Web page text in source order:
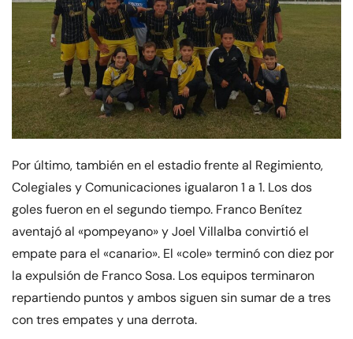
Por último, también en el estadio frente al Regimiento,
Colegiales y Comunicaciones igualaron 1 a 1. Los dos
goles fueron en el segundo tiempo. Franco Benítez
aventajó al «pompeyano» y Joel Villalba convirtió el
empate para el «canario». El «cole» terminó con diez por
la expulsión de Franco Sosa. Los equipos terminaron
repartiendo puntos y ambos siguen sin sumar de a tres
con tres empates y una derrota.